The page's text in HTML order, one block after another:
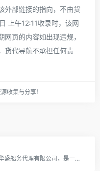
外部链接的指向，不由货
上午12:11收录时，该网
页的内容如出现违规，
货代导航不承担任何责
收集与分享！
特运加(OOGPLUS)”隶属于上海华盛船务代理有限公司，是一家专业从事超尺寸重大件货物及项目物流，与多家船东直接合作，航线服务遍布全球。